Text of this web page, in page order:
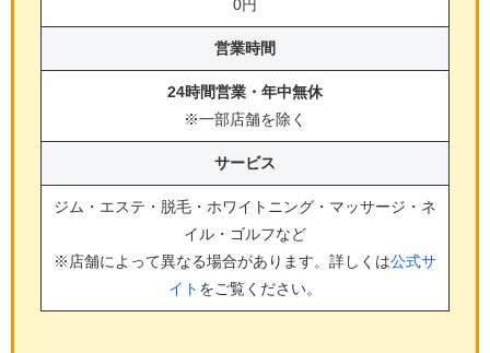
0円
営業時間
24時間営業・年中無休
※一部店舗を除く
サービス
ジム・エステ・脱毛・ホワイトニング・マッサージ・ネ
イル・ゴルフなど
※店舗によって異なる場合があります。詳しくは公式サ
イト をご覧ください。